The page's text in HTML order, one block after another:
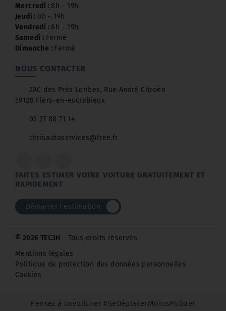
Mercredi : 8h - 19h
Jeudi : 8h - 19h
Vendredi : 8h - 19h
Samedi : Fermé
Dimanche : Fermé
NOUS CONTACTER
ZAC des Prés Loribes, Rue André Citroën
59128 Flers-en-escrebieux
03 27 88 71 14
chrisautoservices@free.fr
FAITES ESTIMER VOTRE VOITURE GRATUITEMENT ET
RAPIDEMENT
Démarrer l'estimation
© 2026 TEC3H - Tous droits réservés
Mentions légales
Politique de protection des données personnelles
Cookies
Pensez à covoiturer #SeDéplacerMoinsPolluer